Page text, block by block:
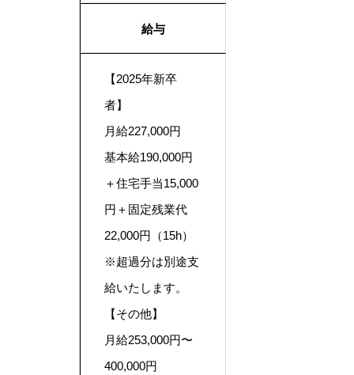
給与
【2025年新卒
者】
月給227,000円
基本給190,000円
＋住宅手当15,000
円＋固定残業代
22,000円（15h）
※超過分は別途支
給いたします。
【その他】
月給253,000円〜
400,000円